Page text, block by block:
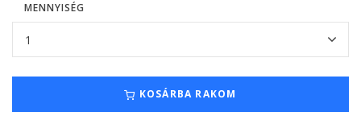
MENNYISÉG
KOSÁRBA RAKOM